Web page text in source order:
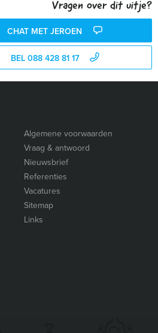
Vragen over dit uitje?
CHAT MET JEROEN
BEL 088 428 81 17
Algemene voorwaarden
Vraag & antwoord
Nieuwsbrief
Referenties
Vacatures
Sitemap
Links